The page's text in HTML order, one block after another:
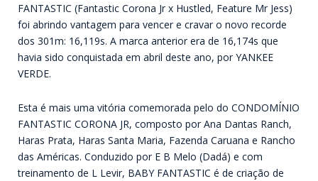
FANTASTIC (Fantastic Corona Jr x Hustled, Feature Mr Jess)
foi abrindo vantagem para vencer e cravar o novo recorde
dos 301m: 16,119s. A marca anterior era de 16,174s que
havia sido conquistada em abril deste ano, por YANKEE
VERDE.
Esta é mais uma vitória comemorada pelo do CONDOMÍNIO
FANTASTIC CORONA JR, composto por Ana Dantas Ranch,
Haras Prata, Haras Santa Maria, Fazenda Caruana e Rancho
das Américas. Conduzido por E B Melo (Dadá) e com
treinamento de L Levir, BABY FANTASTIC é de criação de